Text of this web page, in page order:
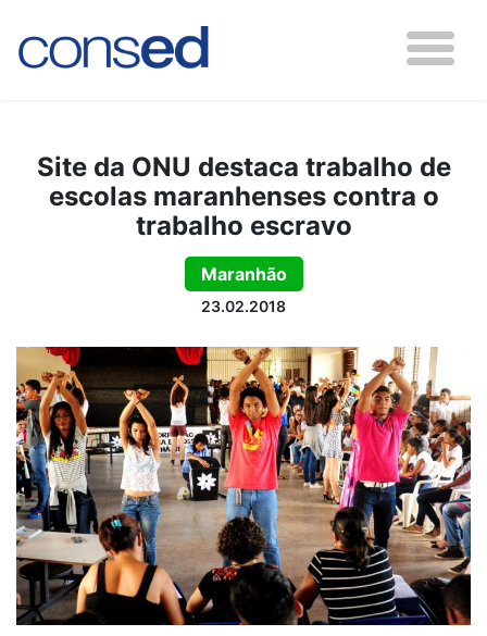
Site da ONU destaca trabalho de
escolas maranhenses contra o
trabalho escravo
Maranhão
23.02.2018